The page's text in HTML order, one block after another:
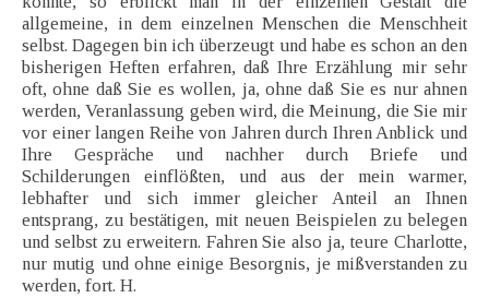
allgemeine, in dem einzelnen Menschen die Menschheit
selbst. Dagegen bin ich überzeugt und habe es schon an den
bisherigen Heften erfahren, daß Ihre Erzählung mir sehr
oft, ohne daß Sie es wollen, ja, ohne daß Sie es nur ahnen
werden, Veranlassung geben wird, die Meinung, die Sie mir
vor einer langen Reihe von Jahren durch Ihren Anblick und
Ihre Gespräche und nachher durch Briefe und
Schilderungen einflößten, und aus der mein warmer,
lebhafter und sich immer gleicher Anteil an Ihnen
entsprang, zu bestätigen, mit neuen Beispielen zu belegen
und selbst zu erweitern. Fahren Sie also ja, teure Charlotte,
nur mutig und ohne einige Besorgnis, je mißverstanden zu
werden, fort. H.